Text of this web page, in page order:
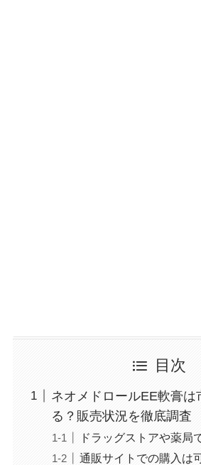
目次
ネオメドロールEE軟膏は
る？販売状況を徹底調査
ドラッグストアや薬局
通販サイトでの購入は